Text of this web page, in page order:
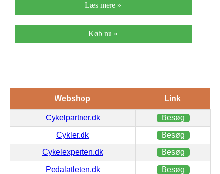
Læs mere »
Køb nu »
Webshop Link
Cykelpartner.dk Besøg
Cykler.dk Besøg
Cykelexperten.dk Besøg
Pedalatleten.dk Besøg